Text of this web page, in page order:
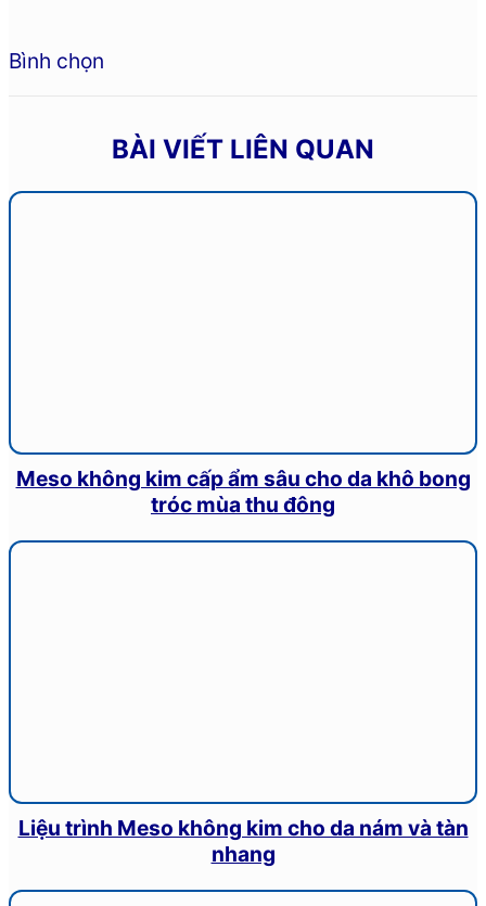
Bình chọn
BÀI VIẾT LIÊN QUAN
Meso không kim cấp ẩm sâu cho da khô bong
tróc mùa thu đông
Liệu trình Meso không kim cho da nám và tàn
nhang